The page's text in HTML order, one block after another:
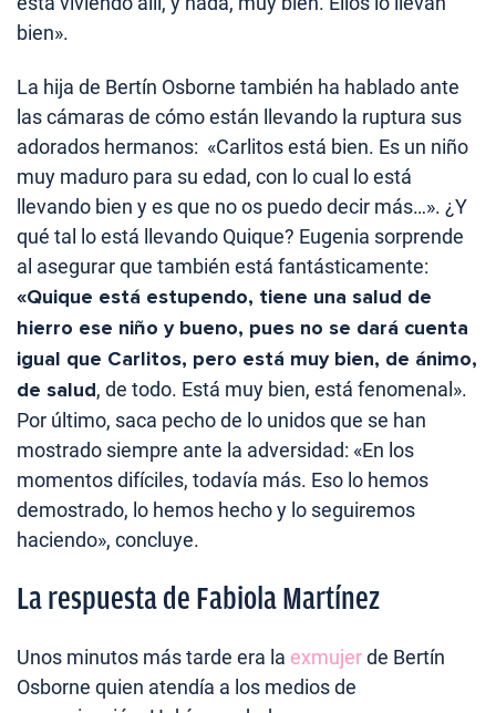
bien».
La hija de Bertín Osborne también ha hablado ante
las cámaras de cómo están llevando la ruptura sus
adorados hermanos: «Carlitos está bien. Es un niño
muy maduro para su edad, con lo cual lo está
llevando bien y es que no os puedo decir más…». ¿Y
qué tal lo está llevando Quique? Eugenia sorprende
al asegurar que también está fantásticamente:
«Quique está estupendo, tiene una salud de
hierro ese niño y bueno, pues no se dará cuenta
igual que Carlitos, pero está muy bien, de ánimo,
de salud, de todo. Está muy bien, está fenomenal».
Por último, saca pecho de lo unidos que se han
mostrado siempre ante la adversidad: «En los
momentos difíciles, todavía más. Eso lo hemos
demostrado, lo hemos hecho y lo seguiremos
haciendo», concluye.
La respuesta de Fabiola Martínez
Unos minutos más tarde era la exmujerde Bertín
Osborne quien atendía a los medios de